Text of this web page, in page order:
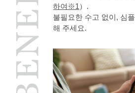
하여※1 ）.
불필요한 수고 없이, 심
해 주세요.